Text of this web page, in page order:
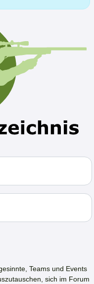
Teams und Events
sich im Forum